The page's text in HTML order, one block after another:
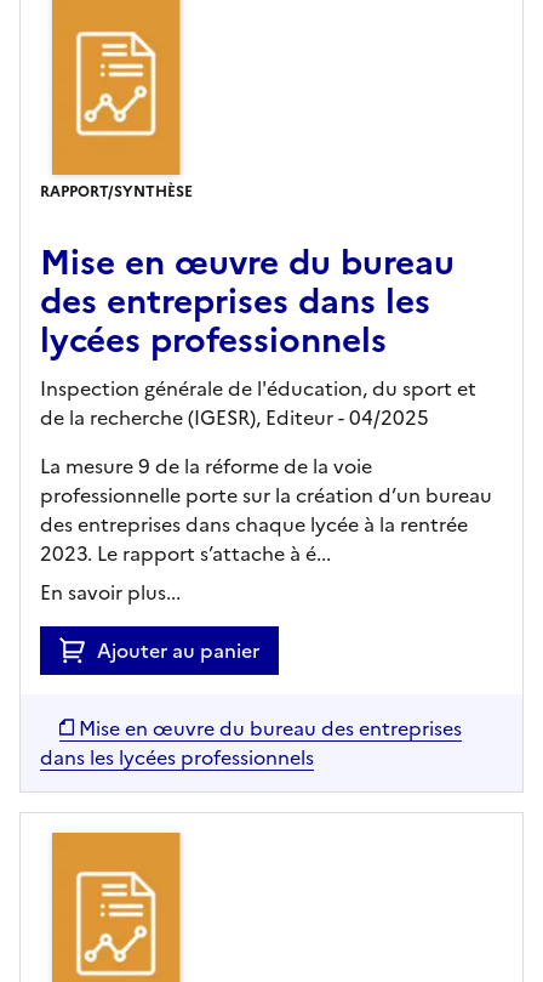
RAPPORT/SYNTHÈSE
Mise en œuvre du bureau
des entreprises dans les
lycées professionnels
Inspection générale de l'éducation, du sport et
de la recherche (IGESR), Editeur- 04/2025
La mesure 9 de la réforme de la voie
professionnelle porte sur la création d’un bureau
des entreprises dans chaque lycée à la rentrée
2023. Le rapport s’attache à é...
En savoir plus...
Ajouter au panier
Mise en œuvre du bureau des entreprises
dans les lycées professionnels